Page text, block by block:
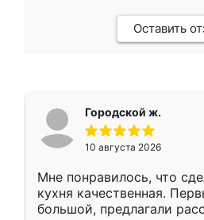
Оставить
Городской ж.
10 августа 2026
Мне понравилось, что
кухня качественная.
большой, предлагали